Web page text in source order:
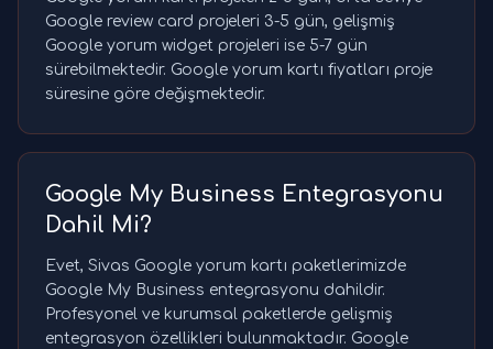
Google review card projeleri 3-5 gün, gelişmiş
Google yorum widget projeleri ise 5-7 gün
sürebilmektedir. Google yorum kartı fiyatları proje
süresine göre değişmektedir.
Google My Business Entegrasyonu
Dahil Mi?
Evet, Sivas Google yorum kartı paketlerimizde
Google My Business entegrasyonu dahildir.
Profesyonel ve kurumsal paketlerde gelişmiş
entegrasyon özellikleri bulunmaktadır. Google